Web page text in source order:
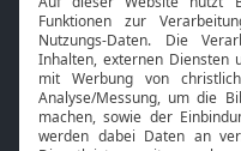
Neuigkeiten